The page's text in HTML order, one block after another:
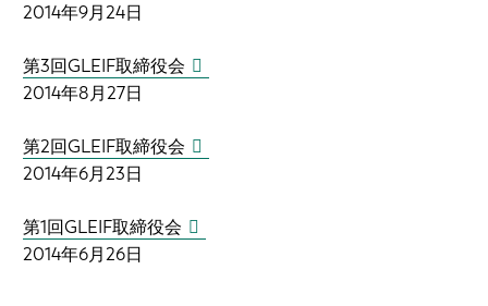
2014年9月24日
第3回GLEIF取締役会
2014年8月27日
第2回GLEIF取締役会
2014年6月23日
第1回GLEIF取締役会
2014年6月26日